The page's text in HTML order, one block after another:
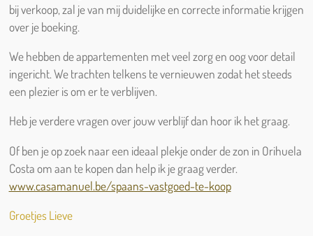
bij verkoop, zal je van mij duidelijke en correcte informatie krijgen
over je boeking.
We hebben de appartementen met veel zorg en oog voor detail
ingericht. We trachten telkens te vernieuwen zodat het steeds
een plezier is om er te verblijven.
Heb je verdere vragen over jouw verblijf dan hoor ik het graag.
Of ben je op zoek naar een ideaal plekje onder de zon in Orihuela
Costa om aan te kopen dan help ik je graag verder.
www.casamanuel.be/spaans-vastgoed-te-koop
Groetjes Lieve